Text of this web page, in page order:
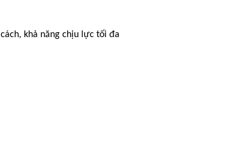
khả năng chịu lực tối đa